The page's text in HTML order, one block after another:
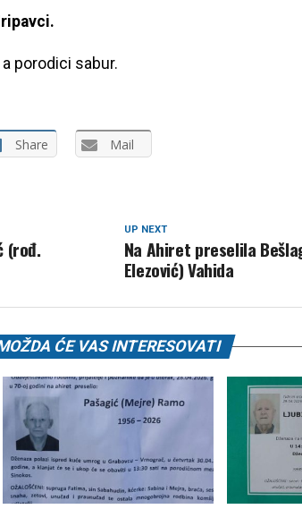
porodici sabur.
Share Mail
UP NEXT
Na Ahiret preselila
Elezović) Vahida
(rođ.
ĆE VAS INTERESOVATI